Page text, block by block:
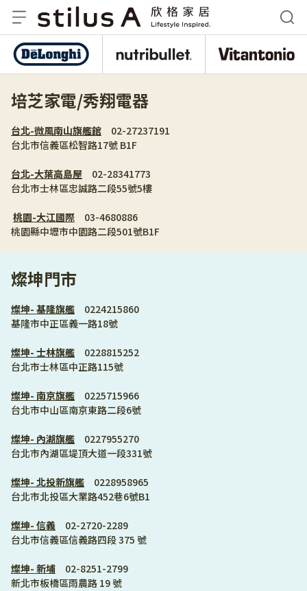
De
培芝家電/秀翔電器
台北-微風南山旗艦館 02-27237191
台北市信義區松智路17號 B1F
台北-大葉高島屋 02-28341773
台北市士林區忠誠路二段55號5樓
桃園-大江國際 03-4680886
桃園縣中壢市中園路二段501號B1F
燦坤門市
燦坤- 基隆旗艦 0224215860
基隆市中正區義一路18號
燦坤- 士林旗艦 0228815252
台北市士林區中正路115號
燦坤- 南京旗艦 0225715966
台北市中山區南京東路二段6號
燦坤- 內湖旗艦 0227955270
台北市內湖區堤頂大道一段331號
燦坤- 北投新旗艦 0228958965
台北市北投區大業路452巷6號B1
燦坤- 信義 02-2720-2289
台北市信義區信義路四段 375 號
燦坤- 新埔 02-8251-2799
新北市板橋區雨農路 19 號